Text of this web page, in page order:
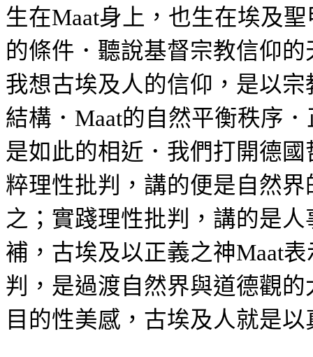
生在Maat身上，也生在埃及
的條件．聽說基督宗教信仰
我想古埃及人的信仰，是以
結構． Maat的自然平衡秩序
是如此的相近．我們打開德
粹理性批判，講的便是自然
之；實踐理性批判，講的是
補，古埃及以正義之神Maat
判，是過渡自然界與道德觀
目的性美感，古埃及人就是